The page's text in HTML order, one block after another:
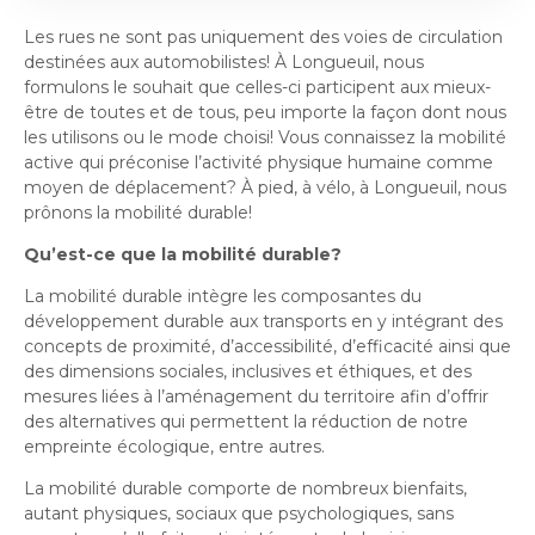
Loisir et vie communautaire
Loisir et vie communautaire
Parcs et espaces verts
Parcs et espaces verts
Sports et saines habitudes de vie
Sports et saines habitudes de vie
Reconnaissance et soutien des organismes
Reconnaissance et soutien des organismes
Bénévolat
Lutte à l'itinérance
Lutte à l'itinérance
Écocentres
Info-Travaux
Info-Travaux
Matières résiduelles et collectes
Matières résiduelles et collectes
Stationnements municipaux
Stationnements municipaux
Voie publique
Transition socioécologique et mobilité
Transition socioécologique et mobilité
Arbres, plantes et pelouse
Arbres, plantes et pelouse
Biodiversité et milieux naturels
Biodiversité et milieux naturels
Lutte aux changements climatiques
Lutte aux changements climatiques
Mobilité durable
Verdissement et travaux de foresterie
Verdissement et travaux de foresterie
Sécurité publique
Service de police
Service de police
Service sécurité incendie
Service sécurité incendie
Sécurisation des rues locales
Vie démocratique
Élus
Élus
Demande d'accès à l'information
Instances décisionnelles
Instances décisionnelles
Participation citoyenne
Participation citoyenne
Procès-verbaux
Procès-verbaux
Projets particuliers
Ouvre
dans
une
Règlements municipaux
Règlements municipaux
Entreprises
Développement économique
Développement économique
dans
une
nouvelle
fenêtre
Développement immobilier
Développement immobilier
Ouvre
dans
une
nouvelle
fenêtre
Fournisseurs
Fournisseurs
Gestion des matières résiduelles
Gestion des matières résiduelles
À propos de la Ville
Actualités et publications
Actualités et publications
Administration municipale
Administration municipale
Approvisionnement
Bureau de l’éthique et de l’inspection
contractuelle
Ouvre
Activités littéraires
Activités éducatives et de
loisirs
Activités sportives et plein
air
Arts de la scène, spectacles
et festivals
Calendrier des événements
Les rues ne sont pas uniquement des voies de circulation
destinées aux automobilistes! À Longueuil, nous
formulons le souhait que celles-ci participent aux mieux-
être de toutes et de tous, peu importe la façon dont nous
les utilisons ou le mode choisi! Vous connaissez la mobilité
active qui préconise l’activité physique humaine comme
moyen de déplacement? À pied, à vélo, à Longueuil, nous
prônons la mobilité durable!
Qu’est-ce que la mobilité durable?
La mobilité durable intègre les composantes du
développement durable aux transports en y intégrant des
concepts de proximité, d’accessibilité, d’efficacité ainsi que
des dimensions sociales, inclusives et éthiques, et des
mesures liées à l’aménagement du territoire afin d’offrir
des alternatives qui permettent la réduction de notre
empreinte écologique, entre autres.
La mobilité durable comporte de nombreux bienfaits,
autant physiques, sociaux que psychologiques, sans